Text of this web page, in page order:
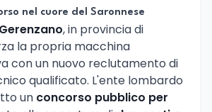
nel cuore del Saronnese
, in provincia di
la propria macchina
con un nuovo reclutamento di
qualificato. L'ente lombardo
un concorso pubblico per